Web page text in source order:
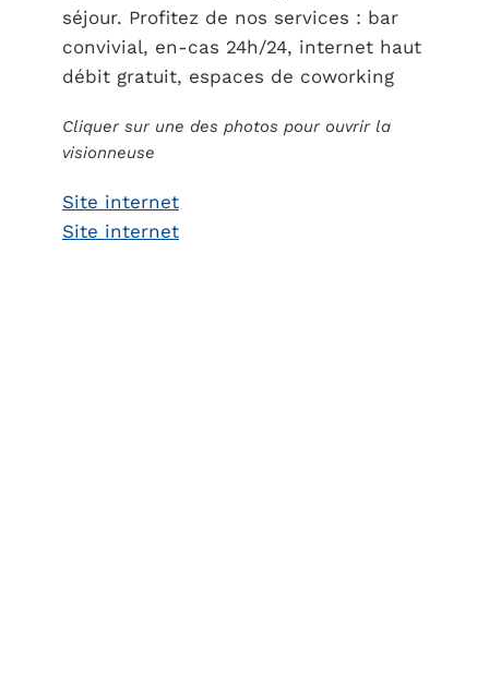
séjour. Profitez de nos services : bar
convivial, en-cas 24h/24, internet haut
débit gratuit, espaces de coworking
Cliquer sur une des photos pour ouvrir la
visionneuse
Site internet
Site internet